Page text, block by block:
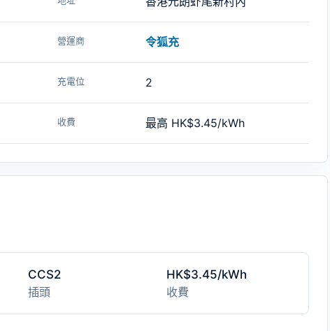
營運商 令狐充
充電位 2
收費 最高 HK$3.45/kWh
CCS2
插頭
HK$3.45/kWh
收費